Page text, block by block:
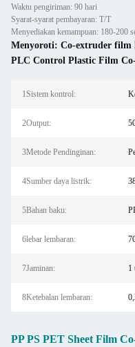
Waktu pengiriman: 90 hari
Syarat-syarat pembayaran: T/T
Menyediakan kemampuan: 180-200
Menyoroti: Co-extruder film
PLC Control Plastic Film
1Sistem kontrol:
2Output:
3Metode Pendinginan:
4Sumber daya listrik:
5Bahan baku:
6lebar lembaran:
7Jaminan: 1
8Ketebalan lembaran:
PP PS PET Sheet Film